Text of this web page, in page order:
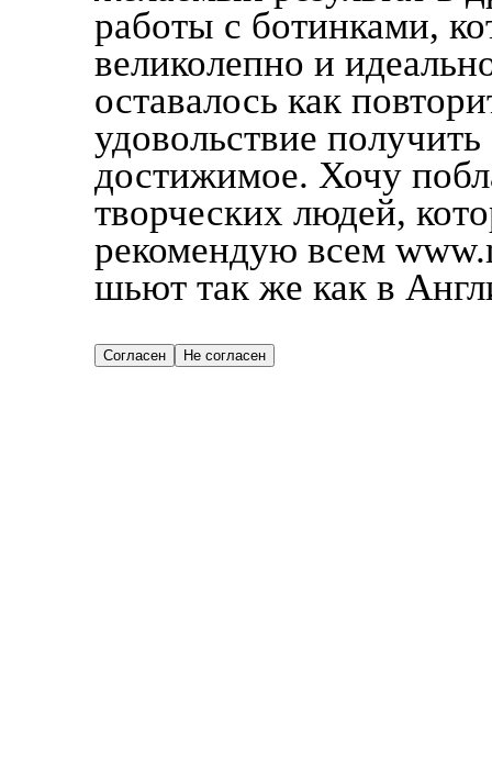
работы с ботинками,
великолепно и
оставалось как
удовольствие
достижимое. Хочу
творческих людей,
рекомендую всем
шьют так же как в